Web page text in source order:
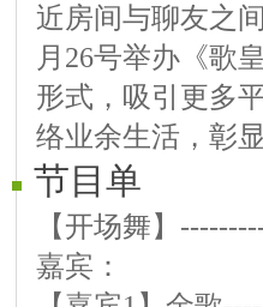
近房间与聊友之
月26号举办《歌
形式，吸引更多
络业余生活，彰
节目单
【开场舞】
嘉宾：